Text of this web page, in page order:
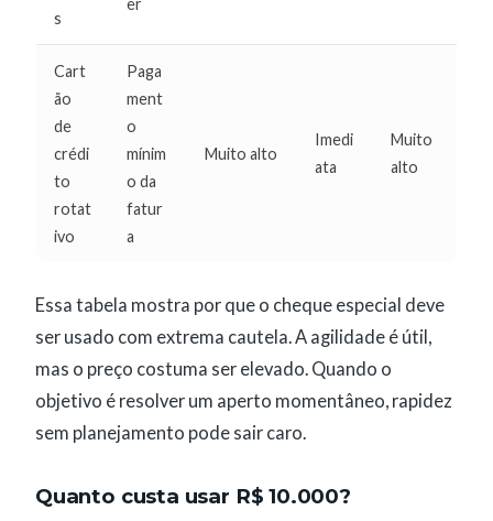
s
er
Cart
ão
de
crédi
to
rotat
ivo
Paga
ment
o
mínim
o da
fatur
a
Muito alto
Imedi
ata
Muito
alto
Essa tabela mostra por que o cheque especial deve
ser usado com extrema cautela. A agilidade é útil,
mas o preço costuma ser elevado. Quando o
objetivo é resolver um aperto momentâneo, rapidez
sem planejamento pode sair caro.
Quanto custa usar R$ 10.000?